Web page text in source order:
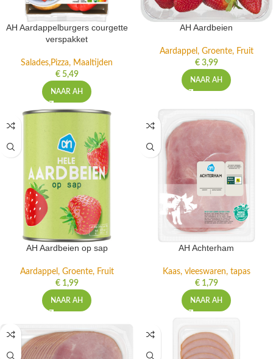
AH Aardappelburgers courgette
verspakket
Salades,Pizza, Maaltijden
€5,49
NAAR AH
AH Aardbeien
Aardappel, Groente, Fruit
€3,99
NAAR AH
AH Aardbeien op sap
Aardappel, Groente, Fruit
€1,99
NAAR AH
AH Achterham
Kaas, vleeswaren, tapas
€1,79
NAAR AH